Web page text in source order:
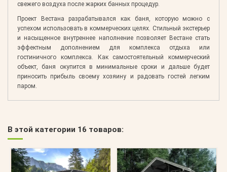
свежего воздуха после жарких банных процедур.
Проект Вестана разрабатывался как баня, которую можно с
успехом использовать в коммерческих целях. Стильный экстерьер
и насыщенное внутреннее наполнение позволяет Вестане стать
эффектным дополнением для комплекса отдыха или
гостиничного комплекса. Как самостоятельный коммерческий
объект, баня окупится в минимальные сроки и дальше будет
приносить прибыль своему хозяину и радовать гостей легким
паром.
В этой категории 16 товаров: